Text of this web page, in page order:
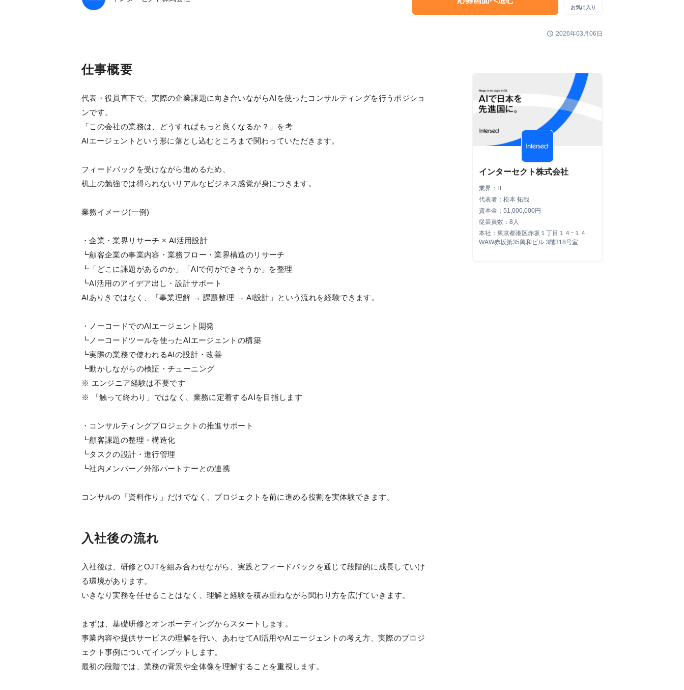
お気に入り
schedule 2026年03月06日
仕事概要
代表・役員直下で、実際の企業課題に向き合いながらAIを使ったコンサルティングを行うポジショ
ンです。
「この会社の業務は、どうすればもっと良くなるか？」を考
AIエージェントという形に落とし込むところまで関わっていただきます。
フィードバックを受けながら進めるため、
机上の勉強では得られないリアルなビジネス感覚が身につきます。
業務イメージ(一例)
・企業・業界リサーチ × AI活用設計
┗顧客企業の事業内容・業務フロー・業界構造のリサーチ
┗「どこに課題があるのか」「AIで何ができそうか」を整理
┗AI活用のアイデア出し・設計サポート
AIありきではなく、「事業理解 → 課題整理 → AI設計」という流れを経験できます。
・ノーコードでのAIエージェント開発
┗ノーコードツールを使ったAIエージェントの構築
┗実際の業務で使われるAIの設計・改善
┗動かしながらの検証・チューニング
※ エンジニア経験は不要です
※ 「触って終わり」ではなく、業務に定着するAIを目指します
・コンサルティングプロジェクトの推進サポート
┗顧客課題の整理・構造化
┗タスクの設計・進行管理
┗社内メンバー／外部パートナーとの連携
コンサルの「資料作り」だけでなく、プロジェクトを前に進める役割を実体験できます。
入社後の流れ
入社後は、研修とOJTを組み合わせながら、実践とフィードバックを通じて段階的に成長していけ
る環境があります。
いきなり実務を任せることはなく、理解と経験を積み重ねながら関わり方を広げていきます。
まずは、基礎研修とオンボーディングからスタートします。
事業内容や提供サービスの理解を行い、あわせてAI活用やAIエージェントの考え方、実際のプロジ
ェクト事例についてインプットします。
最初の段階では、業務の背景や全体像を理解することを重視します。
インターセクト株式会社
業界：IT
代表者：松本 拓哉
資本金：51,000,000円
従業員数：8人
本社：東京都港区赤坂１丁目１４−１４
WAW赤坂第35興和ビル 3階318号室